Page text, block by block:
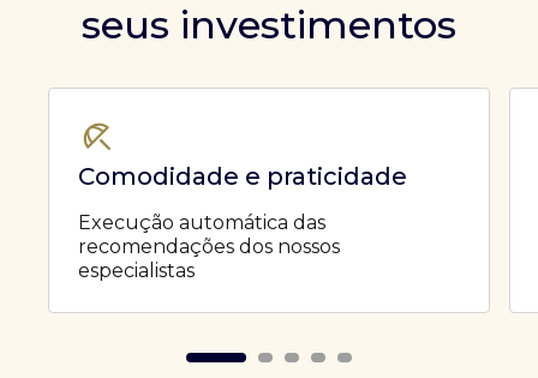
seus investimentos
Comodidade e praticidade
Execução automática das
recomendações dos nossos
especialistas